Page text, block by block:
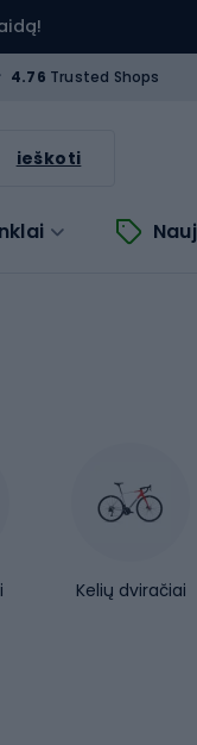
4.76 Trusted Shops
ieškoti
Kelių dviračiai